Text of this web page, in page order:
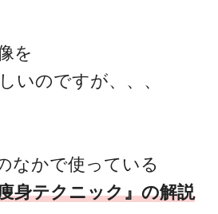
を
いのですが、、、
なかで使っている
身テクニック』の解説